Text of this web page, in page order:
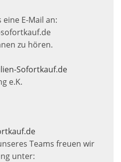
E-Mail an:
zu hören.
Sofortkauf.de
e.K.
Teams freuen wir
unter: